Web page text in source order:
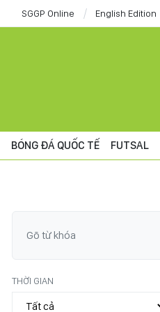
SGGP Online English Edition
BÓNG ĐÁ QUỐC TẾ FUTSAL
THỜI GIAN